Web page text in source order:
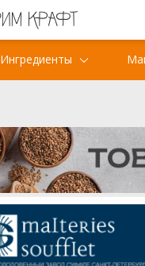
Ингредиенты